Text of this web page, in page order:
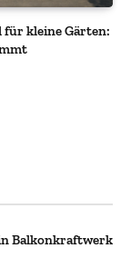
für kleine Gärten:
Balkonkraftwerk